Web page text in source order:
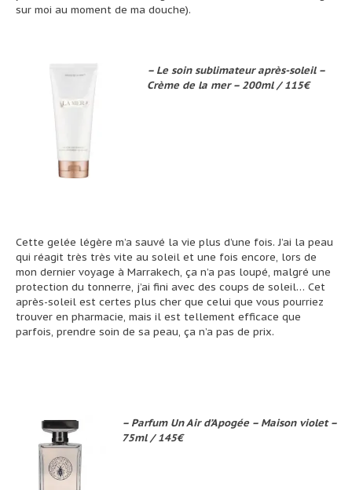
sur moi au moment de ma douche).
– Le soin sublimateur après-soleil –
Crème de la mer – 200ml / 115€
Cette gelée légère m’a sauvé la vie plus d’une fois. J’ai la peau
qui réagit très très vite au soleil et une fois encore, lors de
mon dernier voyage à Marrakech, ça n’a pas loupé, malgré une
protection du tonnerre, j’ai fini avec des coups de soleil… Cet
après-soleil est certes plus cher que celui que vous pourriez
trouver en pharmacie, mais il est tellement efficace que
parfois, prendre soin de sa peau, ça n’a pas de prix.
– Parfum Un Air d’Apogée – Maison violet –
75ml / 145€